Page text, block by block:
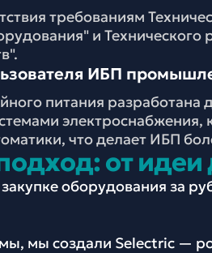
требованиям
и
ИБП
питания
что делает ИБП
от идеи
оборудования за
мы создали Selectric —